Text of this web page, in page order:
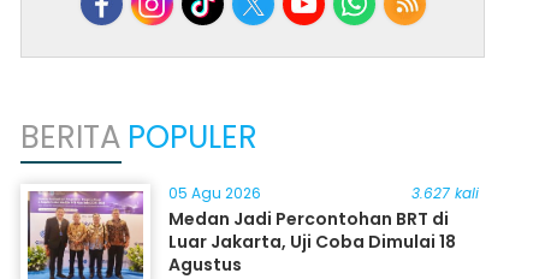
BERITA POPULER
05 Agu 2026 3.627 kali
Medan Jadi Percontohan BRT di
Luar Jakarta, Uji Coba Dimulai 18
Agustus